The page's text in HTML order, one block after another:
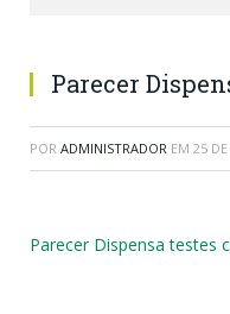
Parecer
POR ADMINISTRADOR EM 25
Parecer Dispensa testes